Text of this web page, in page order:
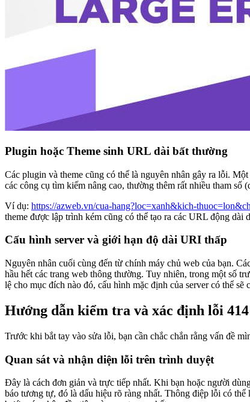
Plugin hoặc Theme sinh URL dài bất thường
Các plugin và theme cũng có thể là nguyên nhân gây ra lỗi.
các công cụ tìm kiếm nâng cao, thường thêm rất nhiều tham
Ví dụ: https://azweb.vn/cua-hang?loc=xanh&kich-
theme được lập trình kém cũng có thể tạo ra các URL động dài
Cấu hình server và giới hạn độ dài URI thấp
Nguyên nhân cuối cùng đến từ chính máy chủ web của bạn.
hầu hết các trang web thông thường. Tuy nhiên, trong một số
lệ cho mục đích nào đó, cấu hình mặc định của server có thể sẽ
Hướng dẫn kiểm tra và xác định lỗi 414
Trước khi bắt tay vào sửa lỗi, bạn cần chắc chắn rằng vấn đề
Quan sát và nhận diện lỗi trên trình duyệt
Đây là cách đơn giản và trực tiếp nhất. Khi bạn hoặc người
báo tương tự, đó là dấu hiệu rõ ràng nhất. Thông điệp lỗi có